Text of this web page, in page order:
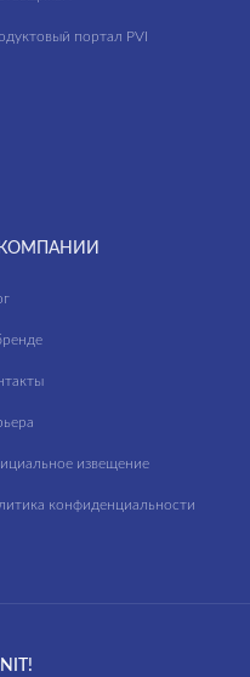
портал PVI
извещение
конфиденциальности